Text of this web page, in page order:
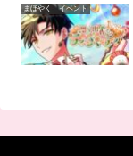
まほやく イベント